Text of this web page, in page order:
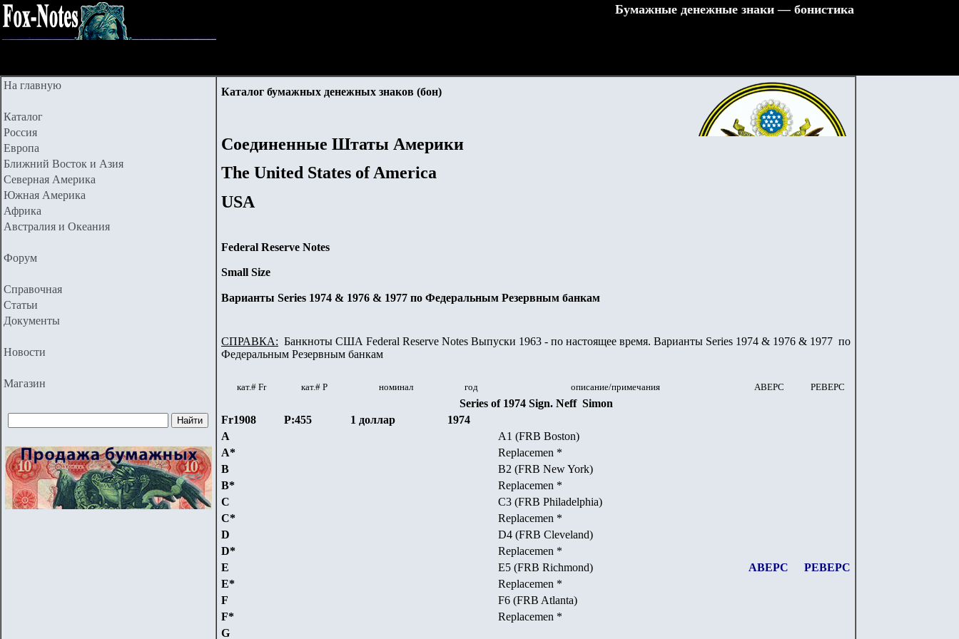
Бумажные денежные знаки — бонистика
На главную
Каталог
Россия
Европа
Ближний Восток и Азия
Северная Америка
Южная Америка
Африка
Австралия и Океания
Форум
Справочная
Статьи
Документы
Новости
Магазин
Каталог бумажных денежных знаков (бон)
Соединенные Штаты Америки
The United States of America
USA
Federal Reserve Notes
Small Size
Варианты Series 1974 & 1976 & 1977 по Федеральным Резервным банкам
СПРАВКА: Банкноты США Federal Reserve Notes Выпуски 1963 - по настоящее время. Варианты Series 1974 & 1976 & 1977 по
Федеральным Резервным банкам
кат.# Fr кат.# Р номинал год описание/примечания АВЕРС РЕВЕРС
Series of 1974 Sign. Neff Simon
Fr1908
P:455 1 доллар
1974
A
A1 (FRB Boston)
A*
Replacemen *
B
B2 (FRB New York)
B*
Replacemen *
C
C3 (FRB Philadelphia)
C*
Replacemen *
D
D4 (FRB Cleveland)
D*
Replacemen *
E
E5 (FRB Richmond) АВЕРС
РЕВЕРС
E*
Replacemen *
F
F6 (FRB Atlanta)
F*
Replacemen *
G